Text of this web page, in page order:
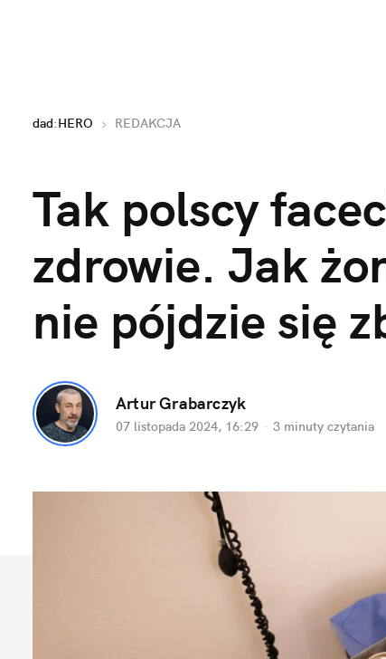
dad:HERO REDAKCJA
Tak polscy
zdrowie. Jak
nie pójdzie się
Artur Grabarczyk
07 listopada 2024, 16:29 · 3 minuty czytania